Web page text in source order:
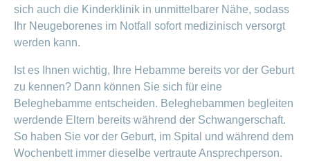
sich auch die Kinderklinik in unmittelbarer Nähe, sodass
Ihr Neugeborenes im Notfall sofort medizinisch versorgt
werden kann.
Ist es Ihnen wichtig, Ihre Hebamme bereits vor der Geburt
zu kennen? Dann können Sie sich für eine
Beleghebamme entscheiden. Beleghebammen begleiten
werdende Eltern bereits während der Schwangerschaft.
So haben Sie vor der Geburt, im Spital und während dem
Wochenbett immer dieselbe vertraute Ansprechperson.